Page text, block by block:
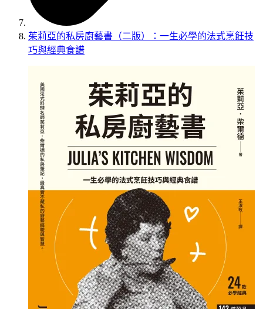
茱莉亞的私房廚藝書（二版）：一生必學的法式烹飪技
巧與經典食譜